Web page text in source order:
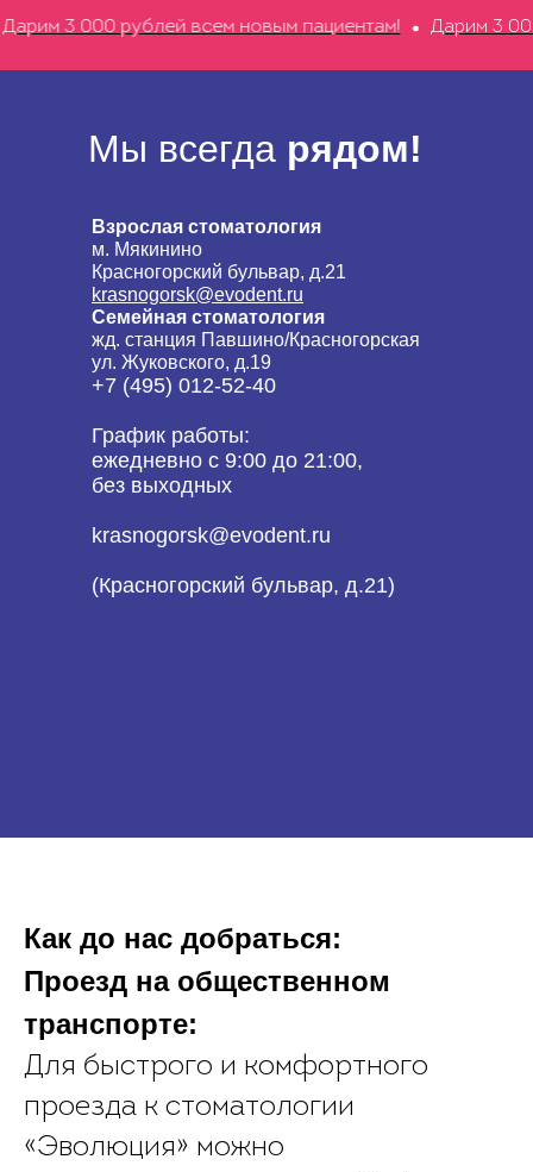
3 000 рублей всем новым пациентам! Дарим 3 000
Взрослая стоматология
м. Мякинино
Красногорский бульвар, д.21
krasnogorsk@evodent.ru
Семейная стоматология
жд. станция Павшино/Красногорская
ул. Жуковского, д.19
+7 (495) 012-52-40
График работы:
ежедневно с 9:00 до 21:00,
без выходных
krasnogorsk@evodent.ru
(Красногорский бульвар, д.21)
Мы всегда рядом!
Как до нас добраться:
Проезд на общественном
транспорте:
Для быстрого и комфортного
проезда к стоматологии
«Эволюция» можно